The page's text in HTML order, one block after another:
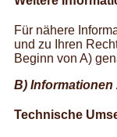
Für nähere
und zu Ihren
Beginn von A)
B)
Technische